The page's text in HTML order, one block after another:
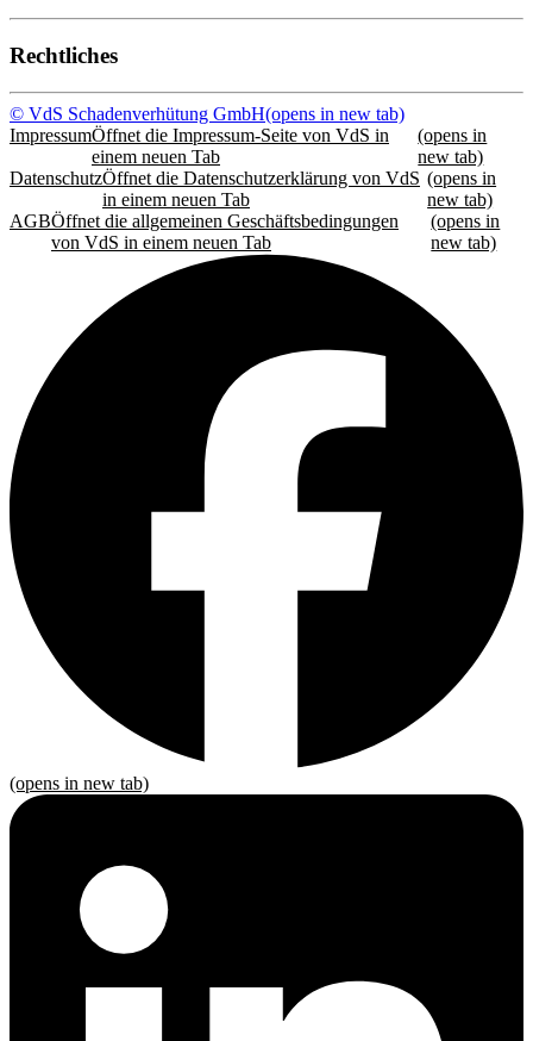
Rechtliches
© VdS Schadenverhütung GmbH(opens in new tab)
ImpressumÖffnet die Impressum-Seite von VdS in
einem neuen Tab
(opens in
new tab)
DatenschutzÖffnet die Datenschutzerklärung von VdS
in einem neuen Tab
(opens in
new tab)
AGBÖffnet die allgemeinen Geschäftsbedingungen
von VdS in einem neuen Tab
(opens in
new tab)
(opens in new tab)